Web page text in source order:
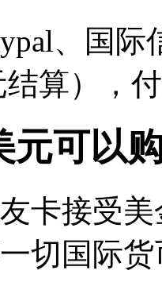
、国
算），
元可以
卡接受
切国际